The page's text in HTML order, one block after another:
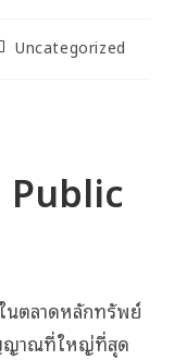
Uncategorized
นตลาดหลักทรัพย์
ญาณที่ใหญ่ที่สุด